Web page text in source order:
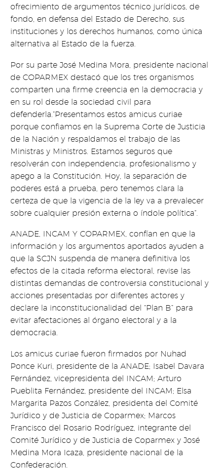
ofrecimiento de argumentos técnico jurídicos, de
fondo, en defensa del Estado de Derecho, sus
instituciones y los derechos humanos, como única
alternativa al Estado de la fuerza.
Por su parte José Medina Mora, presidente nacional
de COPARMEX destacó que los tres organismos
comparten una firme creencia en la democracia y
en su rol desde la sociedad civil para
defenderla.”Presentamos estos amicus curiae
porque confiamos en la Suprema Corte de Justicia
de la Nación y respaldamos el trabajo de las
Ministras y Ministros. Estamos seguros que
resolverán con independencia, profesionalismo y
apego a la Constitución. Hoy, la separación de
poderes está a prueba, pero tenemos clara la
certeza de que la vigencia de la ley va a prevalecer
sobre cualquier presión externa o índole política”.
ANADE, INCAM Y COPARMEX, confían en que la
información y los argumentos aportados ayuden a
que la SCJN suspenda de manera definitiva los
efectos de la citada reforma electoral, revise las
distintas demandas de controversia constitucional y
acciones presentadas por diferentes actores y
declare la inconstitucionalidad del “Plan B” para
evitar afectaciones al órgano electoral y a la
democracia.
Los amicus curiae fueron firmados por Nuhad
Ponce Kuri, presidente de la ANADE; Isabel Davara
Fernández, vicepresidenta del INCAM; Arturo
Pueblita Fernández, presidente del INCAM; Elsa
Margarita Pazos González, presidenta del Comité
Jurídico y de Justicia de Coparmex; Marcos
Francisco del Rosario Rodríguez, integrante del
Comité Jurídico y de Justicia de Coparmex y José
Medina Mora Icaza, presidente nacional de la
Confederación.